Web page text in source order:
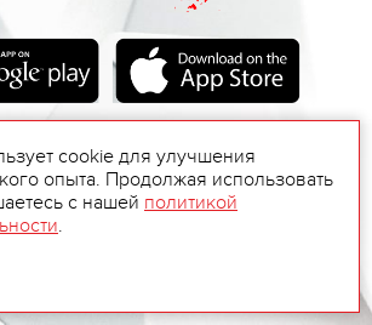
cookie для улучшения
опыта. Продолжая использовать
с нашей политикой
.